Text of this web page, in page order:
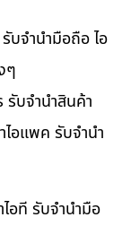
บจำนำมือถือ ไอ
ๆ
บจำนำสินค้า
อแพค รับจำนำ
อที รับจำนำมือ